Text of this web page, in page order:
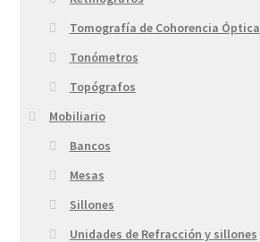
Tomografía de Cohorencia Óptica
Tonómetros
Topógrafos
Mobiliario
Bancos
Mesas
Sillones
Unidades de Refracción y sillones